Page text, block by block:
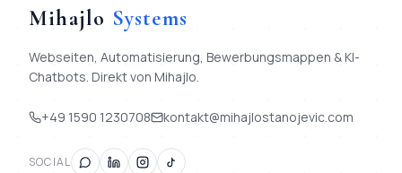
Mihajlo Systems
Webseiten, Automatisierung, Bewerbungsmappen & KI-
Chatbots. Direkt von Mihajlo.
+49 1590 1230708 kontakt@mihajlostanojevic.com
SOCIAL